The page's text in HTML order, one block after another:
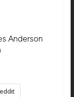
Anderson